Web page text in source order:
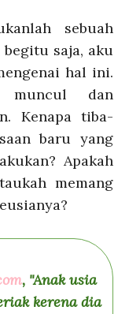
sebuah
saja, aku
hal ini.
muncul dan
Kenapa tiba-
baru yang
Apakah
memang
, "Anak usia
kerena dia